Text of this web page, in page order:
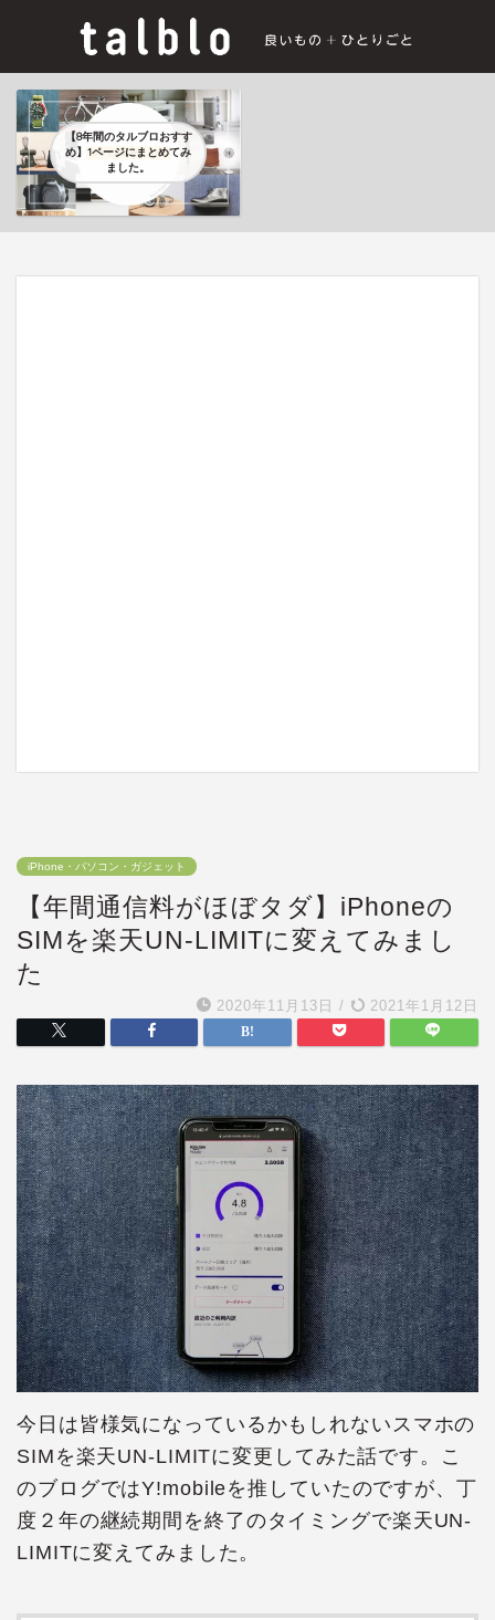
【8年間のタルブロおすす
め】1ページにまとめてみ
ました。
iPhone・パソコン・ガジェット
【年間通信料がほぼタダ】iPhoneの
SIMを楽天UN-LIMITに変えてみまし
た
2020年11月13日 / 2021年1月12日
今日は皆様気になっているかもしれないスマホの
SIMを楽天UN-LIMITに変更してみた話です。こ
のブログではY!mobileを推していたのですが、丁
度２年の継続期間を終了のタイミングで楽天UN-
LIMITに変えてみました。